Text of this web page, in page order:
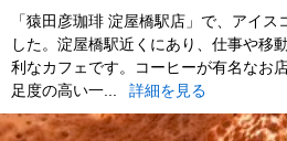
「猿田彦珈琲 淀屋橋駅店」で、アイ
した。淀屋橋駅近くにあり、仕事や移
利なカフェです。コーヒーが有名なお
足度の高い一...
詳細を見る